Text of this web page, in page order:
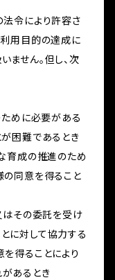
法令により許容さ
利用目的の達成に
せん。但し、次
ために必要がある
困難であるとき
育成の推進のため
の同意を得ること
はその委託を受け
に対して協力する
得ることにより
あるとき